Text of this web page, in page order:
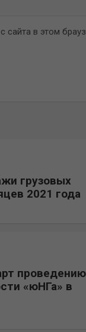
сайта в этом
грузовых
2021 года
проведению
«юНГа» в